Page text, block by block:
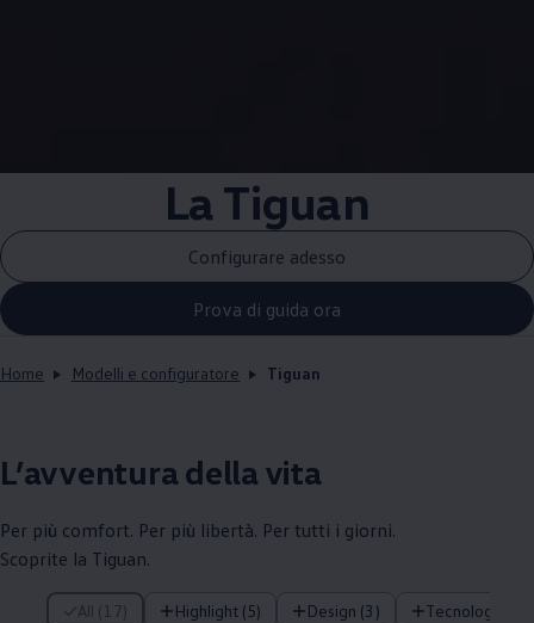
La Tiguan
Configurare adesso
Prova di guida ora
Home Modelli e configuratore Tiguan
L’avventura della vita
Per più comfort. Per più libertà. Per tutti i giorni.
Scoprite la Tiguan.
All (17) Highlight (5) Design (3) Tecnologia (1)
17 di 17 elementi